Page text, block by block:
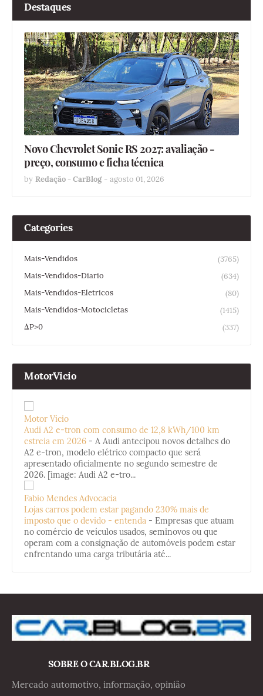
Destaques
Novo Chevrolet Sonic RS 2027: avaliação -
preço, consumo e ficha técnica
by Redação - CarBlog - agosto 01, 2026
Categories
Mais-Vendidos
(3765)
Mais-Vendidos-Diario
(634)
Mais-Vendidos-Eletricos
(80)
Mais-Vendidos-Motocicletas
(1415)
ΔP>0
(337)
MotorVicio
Motor Vício
Audi A2 e-tron com consumo de 12,8 kWh/100 km
estreia em 2026 - A Audi antecipou novos detalhes do
A2 e-tron, modelo elétrico compacto que será
apresentado oficialmente no segundo semestre de
2026. [image: Audi A2 e-tro...
Fabio Mendes Advocacia
Lojas carros podem estar pagando 230% mais de
imposto que o devido - entenda - Empresas que atuam
no comércio de veículos usados, seminovos ou que
operam com a consignação de automóveis podem estar
enfrentando uma carga tributária até...
SOBRE O CAR.BLOG.BR
Mercado automotivo, informação, opinião